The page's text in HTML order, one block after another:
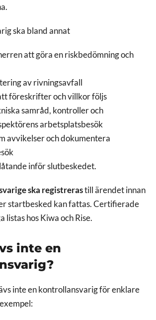
ska bland annat
att göra en riskbedömning och
av rivningsavfall
föreskrifter och villkor följs
samråd, kontroller och
arbetsplatsbesök
avvikelser och dokumentera
inför slutbeskedet.
ska registrerastill ärendet innan
startbesked kan fattas. Certifierade
listas hos Kiwa och Rise.
inte en
inte en kontrollansvarig för enklare